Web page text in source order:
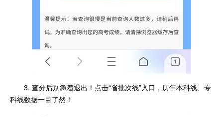
3. 查分后别急着退出！点击“省批次线”入口，历年本科线、专
科线数据一目了然！